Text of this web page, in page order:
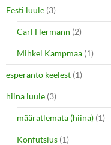
Eesti luule (3)
Carl Hermann (2)
Mihkel Kampmaa (1)
esperanto keelest (1)
hiina luule (3)
määratlemata (hiina) (1)
Konfutsius (1)